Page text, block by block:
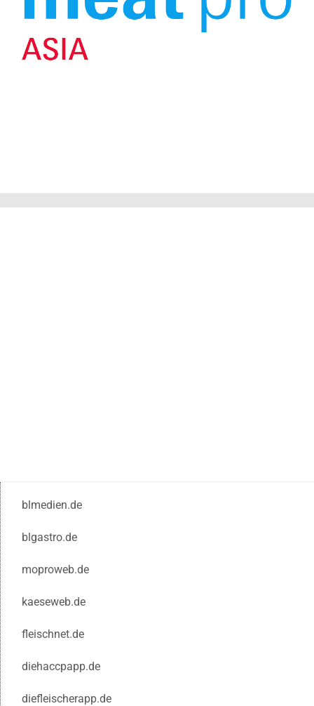
blmedien.de
blgastro.de
moproweb.de
kaeseweb.de
fleischnet.de
diehaccpapp.de
diefleischerapp.de